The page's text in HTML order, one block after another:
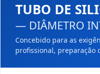
TUBO DE
— DIÂMETRO
Concebido para as
profissional, preparação